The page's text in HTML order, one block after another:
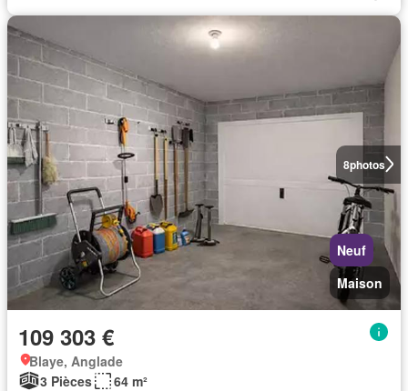
8photos
Neuf
Maison
109 303 €
Blaye, Anglade
3 Pièces
64 m²